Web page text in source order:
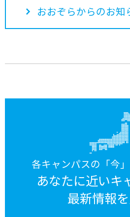
おおぞらからのお知
各キャンパスの「今
あなたに近いキ
最新情報